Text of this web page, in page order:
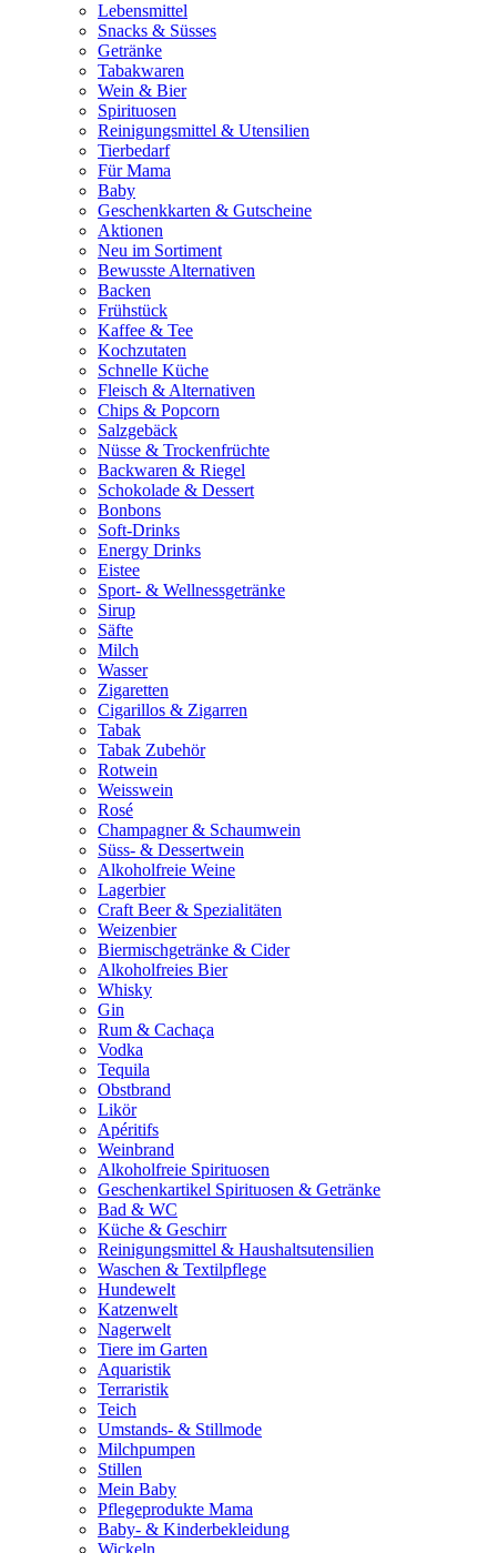
Lebensmittel
Snacks & Süsses
Getränke
Tabakwaren
Wein & Bier
Spirituosen
Reinigungsmittel & Utensilien
Tierbedarf
Für Mama
Baby
Geschenkkarten & Gutscheine
Aktionen
Neu im Sortiment
Bewusste Alternativen
Backen
Frühstück
Kaffee & Tee
Kochzutaten
Schnelle Küche
Fleisch & Alternativen
Chips & Popcorn
Salzgebäck
Nüsse & Trockenfrüchte
Backwaren & Riegel
Schokolade & Dessert
Bonbons
Soft-Drinks
Energy Drinks
Eistee
Sport- & Wellnessgetränke
Sirup
Säfte
Milch
Wasser
Zigaretten
Cigarillos & Zigarren
Tabak
Tabak Zubehör
Rotwein
Weisswein
Rosé
Champagner & Schaumwein
Süss- & Dessertwein
Alkoholfreie Weine
Lagerbier
Craft Beer & Spezialitäten
Weizenbier
Biermischgetränke & Cider
Alkoholfreies Bier
Whisky
Gin
Rum & Cachaça
Vodka
Tequila
Obstbrand
Likör
Apéritifs
Weinbrand
Alkoholfreie Spirituosen
Geschenkartikel Spirituosen & Getränke
Bad & WC
Küche & Geschirr
Reinigungsmittel & Haushaltsutensilien
Waschen & Textilpflege
Hundewelt
Katzenwelt
Nagerwelt
Tiere im Garten
Aquaristik
Terraristik
Teich
Umstands- & Stillmode
Milchpumpen
Stillen
Mein Baby
Pflegeprodukte Mama
Baby- & Kinderbekleidung
Wickeln